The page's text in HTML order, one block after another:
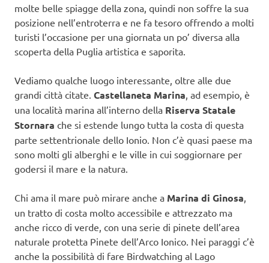
molte belle spiagge della zona, quindi non soffre la sua
posizione nell’entroterra e ne fa tesoro offrendo a molti
turisti l’occasione per una giornata un po’ diversa alla
scoperta della Puglia artistica e saporita.
Vediamo qualche luogo interessante, oltre alle due
grandi città citate. Castellaneta Marina , ad esempio, è
una località marina all’interno della Riserva Statale
Stornara che si estende lungo tutta la costa di questa
parte settentrionale dello Ionio. Non c’è quasi paese ma
sono molti gli alberghi e le ville in cui soggiornare per
godersi il mare e la natura.
Chi ama il mare può mirare anche a Marina di Ginosa
un tratto di costa molto accessibile e attrezzato ma
anche ricco di verde, con una serie di pinete dell’area
naturale protetta Pinete dell’Arco Ionico. Nei paraggi c’è
anche la possibilità di fare Birdwatching al Lago